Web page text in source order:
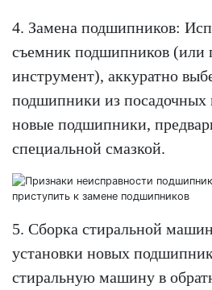
4. Замена подшипников:
съемник подшипников (или
инструмент), аккуратно
подшипники из посадочных
новые подшипники,
специальной смазкой.
5. Сборка стиральной
установки новых
стиральную машину в